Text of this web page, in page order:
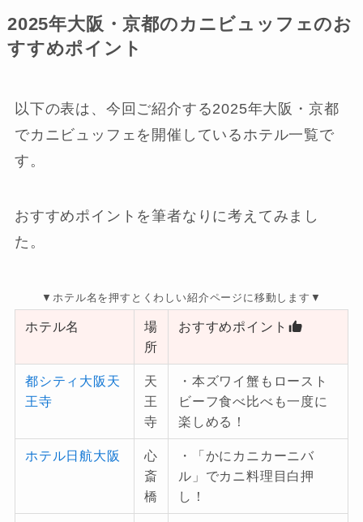
2025年大阪・京都のカニビュッフェのお
すすめポイント
以下の表は、今回ご紹介する2025年大阪・京都
でカニビュッフェを開催しているホテル一覧で
す。
おすすめポイントを筆者なりに考えてみまし
た。
▼ホテル名を押すとくわしい紹介ページに移動します▼
ホテル名
場
所
おすすめポイント
都シティ大阪天
王寺
天
王
寺
・本ズワイ蟹もロースト
ビーフ食べ比べも一度に
楽しめる！
ホテル日航大阪
心
斎
橋
・「かにカニカーニバ
ル」でカニ料理目白押
し！